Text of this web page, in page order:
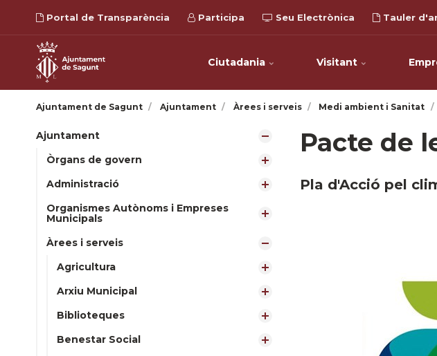
Portal de Transparència Participa Seu Electrònica Tauler
Ciutadania Visitant
Ajuntament de Sagunt Ajuntament Àrees i serveis Medi ambient i Sanitat
Ajuntament
Òrgans de govern
Administració
Organismes Autònoms i Empreses
Municipals
Àrees i serveis
Agricultura
Arxiu Municipal
Biblioteques
Benestar Social
Pacte de
Pla d'Acció pel